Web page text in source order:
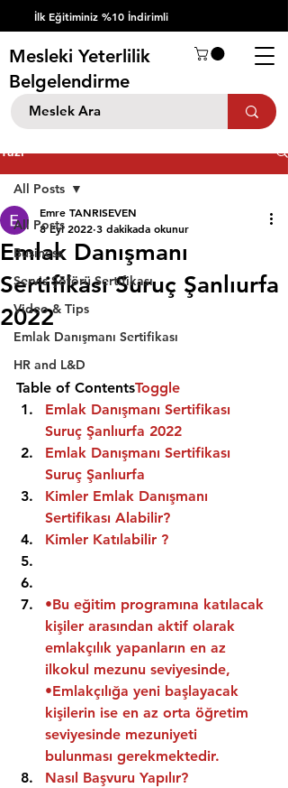
İlk Eğitiminiz %10 İndirimli
Mesleki Yeterlilik
Belgelendirme
Yazı
All Posts
Business
Servis Şöförü Sertifikası
Video & Tips
Emlak Danışmanı Sertifikası
HR and L&D
All Posts
Emlak Danışmanı
Sertifikası Suruç Şanlıurfa
2022
Emre TANRISEVEN
8 Eyl 2022 3 dakikada okunur
Table of ContentsToggle
Emlak Danışmanı Sertifikası
Suruç Şanlıurfa 2022
Emlak Danışmanı Sertifikası
Suruç Şanlıurfa
Kimler Emlak Danışmanı
Sertifikası Alabilir?
Kimler Katılabilir ?
•Bu eğitim programına katılacak
kişiler arasından aktif olarak
emlakçılık yapanların en az
ilkokul mezunu seviyesinde,
•Emlakçılığa yeni başlayacak
kişilerin ise en az orta öğretim
seviyesinde mezuniyeti
bulunması gerekmektedir.
Nasıl Başvuru Yapılır?